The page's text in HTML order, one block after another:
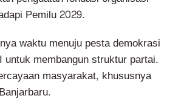
Pemilu 2029.
waktu menuju pesta demokrasi
membangun struktur partai.
masyarakat, khususnya